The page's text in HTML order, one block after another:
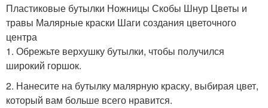
Пластиковые бутылки Ножницы Скобы Шнур Цветы и
травы Малярные краски Шаги создания цветочного
центра
1. Обрежьте верхушку бутылки, чтобы получился
широкий горшок.
2. Нанесите на бутылку малярную краску, выбирая цвет,
который вам больше всего нравится.